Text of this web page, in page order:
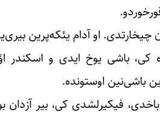
کی، باشی یوخ ایدی و اسکندر
باشی‌نین اوستونده.
فیکیرلشدی کی، بیر آزدان بو